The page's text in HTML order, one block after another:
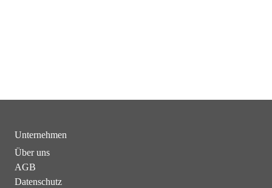
Unternehmen
Über uns
AGB
Datenschutz